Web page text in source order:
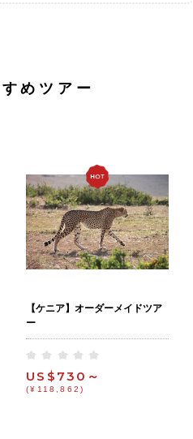
めツアー
【ケニア】オーダーメイドツア
ー
US$730～
(¥118,862)